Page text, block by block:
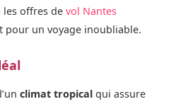
les offres de vol Nantes
pour un voyage inoubliable.
climat tropical qui assure